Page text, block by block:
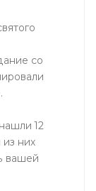
со
12
них
вашей